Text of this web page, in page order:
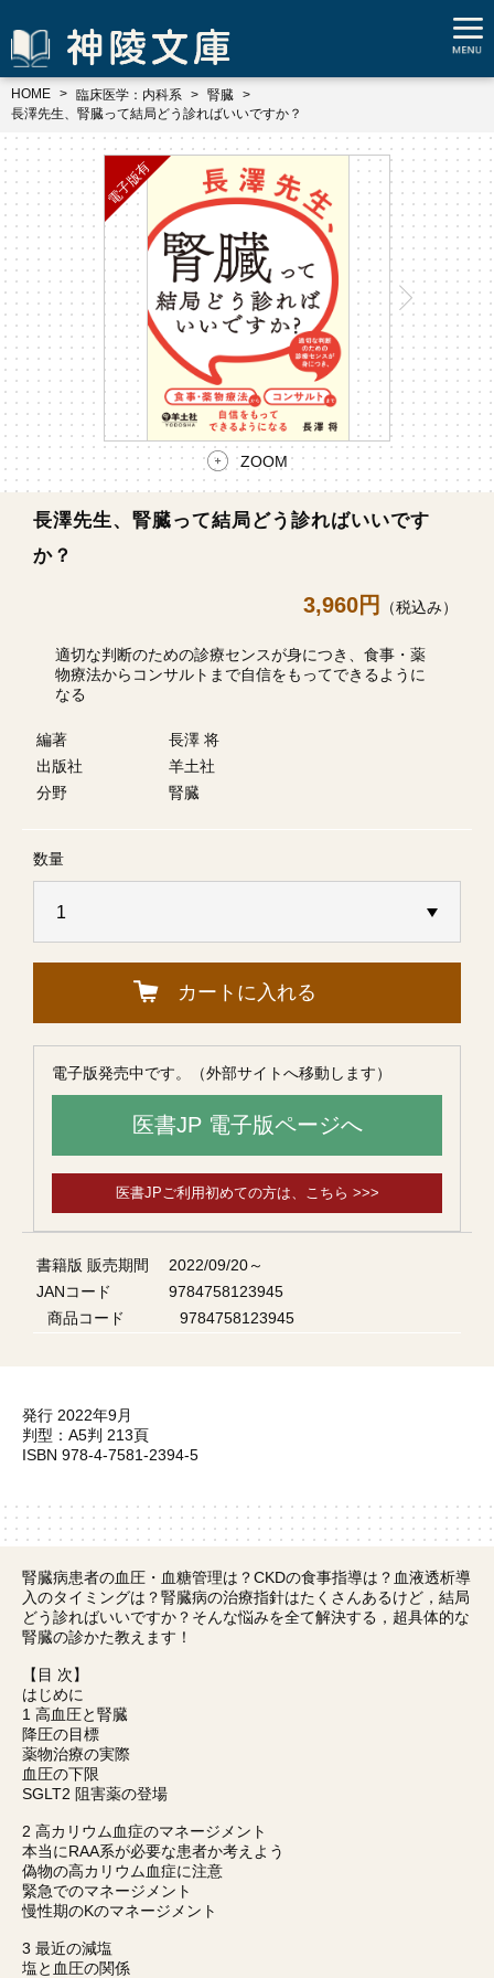
HOME 臨床医学：内科系
腎臓
長澤先生、腎臓って結局どう診ればいいですか？
ZOOM
長澤先生、腎臓って結局どう診ればいいです
か？
3,960円 （税込み）
適切な判断のための診療センスが身につき、食事・薬
物療法からコンサルトまで自信をもってできるように
なる
編著
長澤 将
出版社
羊土社
分野
腎臓
数量
カートに入れる
電子版発売中です。（外部サイトへ移動します）
医書JP 電子版ページへ
医書JPご利用初めての方は、こちら >>>
書籍版 販売期間
2022/09/20～
JANコード
9784758123945
商品コード
9784758123945
発行 2022年9月
判型：A5判 213頁
ISBN 978-4-7581-2394-5
腎臓病患者の血圧・血糖管理は？CKDの食事指導は？血液透析導
入のタイミングは？腎臓病の治療指針はたくさんあるけど，結局
どう診ればいいですか？そんな悩みを全て解決する，超具体的な
腎臓の診かた教えます！
【目 次】
はじめに
1 高血圧と腎臓
降圧の目標
薬物治療の実際
血圧の下限
SGLT2 阻害薬の登場
2 高カリウム血症のマネージメント
本当にRAA系が必要な患者か考えよう
偽物の高カリウム血症に注意
緊急でのマネージメント
慢性期のKのマネージメント
3 最近の減塩
塩と血圧の関係